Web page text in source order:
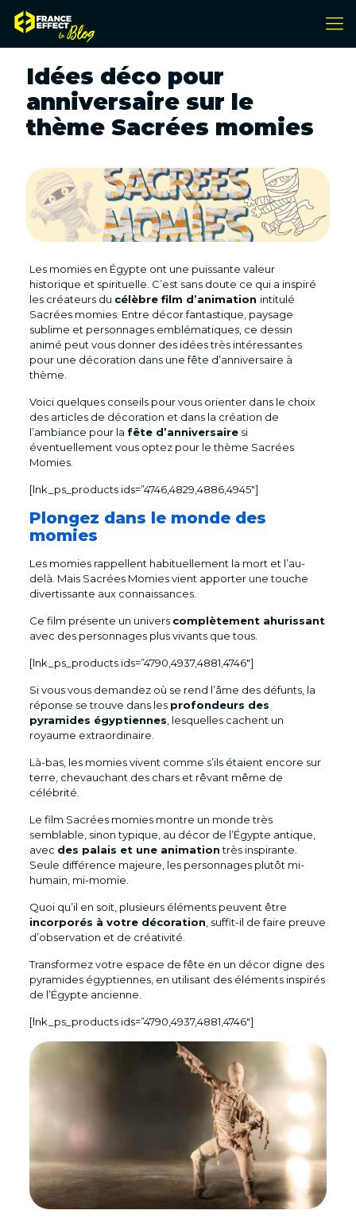
Idées déco pour
anniversaire sur le
thème Sacrées momies
Les momies en Égypte ont une puissante valeur
historique et spirituelle. C’est sans doute ce qui a inspiré
les créateurs du célèbre film d’animation intitulé
Sacrées momies. Entre décor fantastique, paysage
sublime et personnages emblématiques, ce dessin
animé peut vous donner des idées très intéressantes
pour une décoration dans une fête d’anniversaire à
thème.
Voici quelques conseils pour vous orienter dans le choix
des articles de décoration et dans la création de
l’ambiance pour la fête d’anniversairesi
éventuellement vous optez pour le thème Sacrées
Momies.
[lnk_ps_products ids=”4746,4829,4886,4945″]
Plongez dans le monde des
momies
Les momies rappellent habituellement la mort et l’au-
delà. Mais Sacrées Momies vient apporter une touche
divertissante aux connaissances.
Ce film présente un univers complètement ahurissant
avec des personnages plus vivants que tous.
[lnk_ps_products ids=”4790,4937,4881,4746″]
Si vous vous demandez où se rend l’âme des défunts, la
réponse se trouve dans les profondeurs des
pyramides égyptiennes , lesquelles cachent un
royaume extraordinaire.
Là-bas, les momies vivent comme s’ils étaient encore sur
terre, chevauchant des chars et rêvant même de
célébrité.
Le film Sacrées momies montre un monde très
semblable, sinon typique, au décor de l’Égypte antique,
avec des palais et une animationtrès inspirante.
Seule différence majeure, les personnages plutôt mi-
humain, mi-momie.
Quoi qu’il en soit, plusieurs éléments peuvent être
incorporés à votre décoration , suffit-il de faire preuve
d’observation et de créativité.
Transformez votre espace de fête en un décor digne des
pyramides égyptiennes, en utilisant des éléments inspirés
de l’Égypte ancienne.
[lnk_ps_products ids=”4790,4937,4881,4746″]